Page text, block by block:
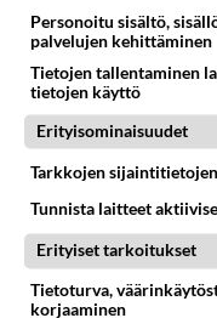
Martinan
2 km on nykyään
04.08.2026 10:07
05.08.2026 07:23
Personoitu sisältö,
palvelujen kehittäminen
Tietojen tallentaminen
tietojen käyttö
Erityisominaisuudet
Tarkkojen
Tunnista laitteet
Erityiset tarkoitukset
Tietoturva,
korjaaminen